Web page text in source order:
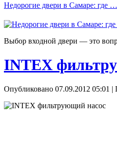
Недорогие двери в Самаре: где …
Выбор входной двери — это
INTEX
Опубликовано 07.09.2012 05:01 |